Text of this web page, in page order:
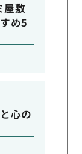
屋敷
め5
心の